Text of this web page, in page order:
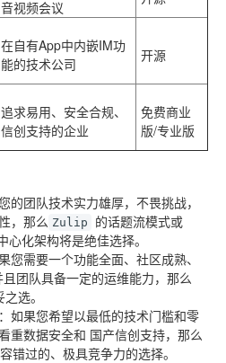
音视频会议
在自有App中内嵌IM功
能的技术公司
开源
追求易用、安全合规、
信创支持的企业
免费商业
版/专业版
的团队技术实力雄厚，不畏挑战，
，那么 Zulip 的话题流模式或
心化架构将是绝佳选择。
您需要一个功能全面、社区成熟、
团队具备一定的运维能力，那么
选。
：如果您希望以最低的技术门槛和零
重数据安全和 国产信创支持，那么
错过的、极具竞争力的选择。